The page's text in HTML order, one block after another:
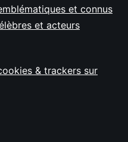
et connus
et acteurs
& trackers sur